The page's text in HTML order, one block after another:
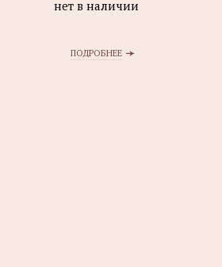
нет в наличии
ПОДРОБНЕЕ